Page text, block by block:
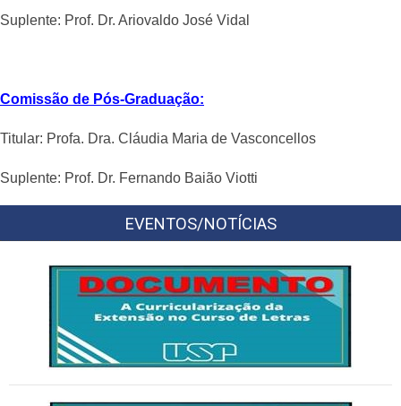
Suplente: Prof. Dr. Ariovaldo José Vidal
Comissão de Pós-Graduação:
Titular: Profa. Dra. Cláudia Maria de Vasconcellos
Suplente: Prof. Dr. Fernando Baião Viotti
EVENTOS/NOTÍCIAS